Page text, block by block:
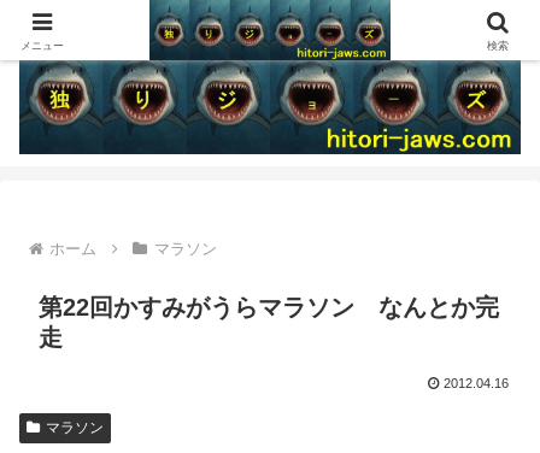
ホーム マラソン
第22回かすみがうらマラソン なんとか完
走
2012.04.16
マラソン
メニュー 検索